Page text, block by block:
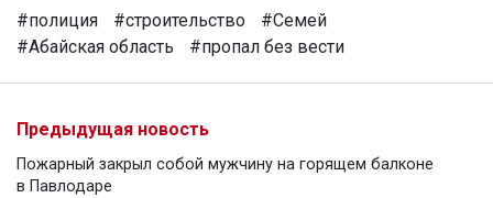
#полиция #строительство
#Семей
#Абайская область
#пропал без вести
Предыдущая новость
Пожарный закрыл собой мужчину на горящем балконе
в Павлодаре